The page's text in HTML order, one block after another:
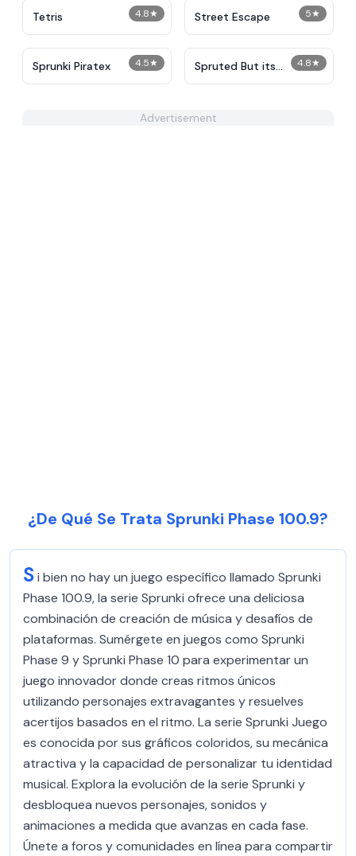
4.8★
Tetris 5★
Street Escape
4.5★
Sprunki Piratex 4.8★
Spruted But its
Sprunked
Advertisement
¿De Qué Se Trata Sprunki Phase 100.9?
Si bien no hay un juego específico llamado Sprunki
Phase 100.9, la serie Sprunki ofrece una deliciosa
combinación de creación de música y desafíos de
plataformas. Sumérgete en juegos como Sprunki
Phase 9 y Sprunki Phase 10 para experimentar un
juego innovador donde creas ritmos únicos
utilizando personajes extravagantes y resuelves
acertijos basados en el ritmo. La serie Sprunki Juego
es conocida por sus gráficos coloridos, su mecánica
atractiva y la capacidad de personalizar tu identidad
musical. Explora la evolución de la serie Sprunki y
desbloquea nuevos personajes, sonidos y
animaciones a medida que avanzas en cada fase.
Únete a foros y comunidades en línea para compartir